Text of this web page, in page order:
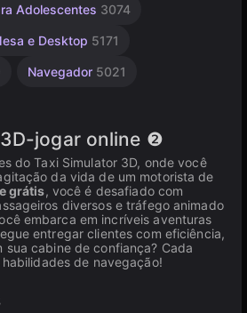
Adolescentes 3074
e Desktop 5171
Navegador 5021
jogar online ❷
do Taxi Simulator 3D, onde você
da vida de um motorista de
grátis, você é desafiado com
diversos e tráfego animado
embarca em incríveis aventuras
entregar clientes com eficiência,
cabine de confiança? Cada
de navegação!